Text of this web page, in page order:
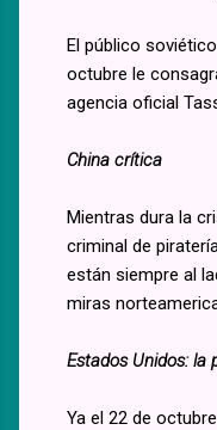
El público
octubre le
agencia oficial
China crítica
Mientras dura la
criminal de
están siempre al
miras
Estados Unidos: la
Ya el 22 de